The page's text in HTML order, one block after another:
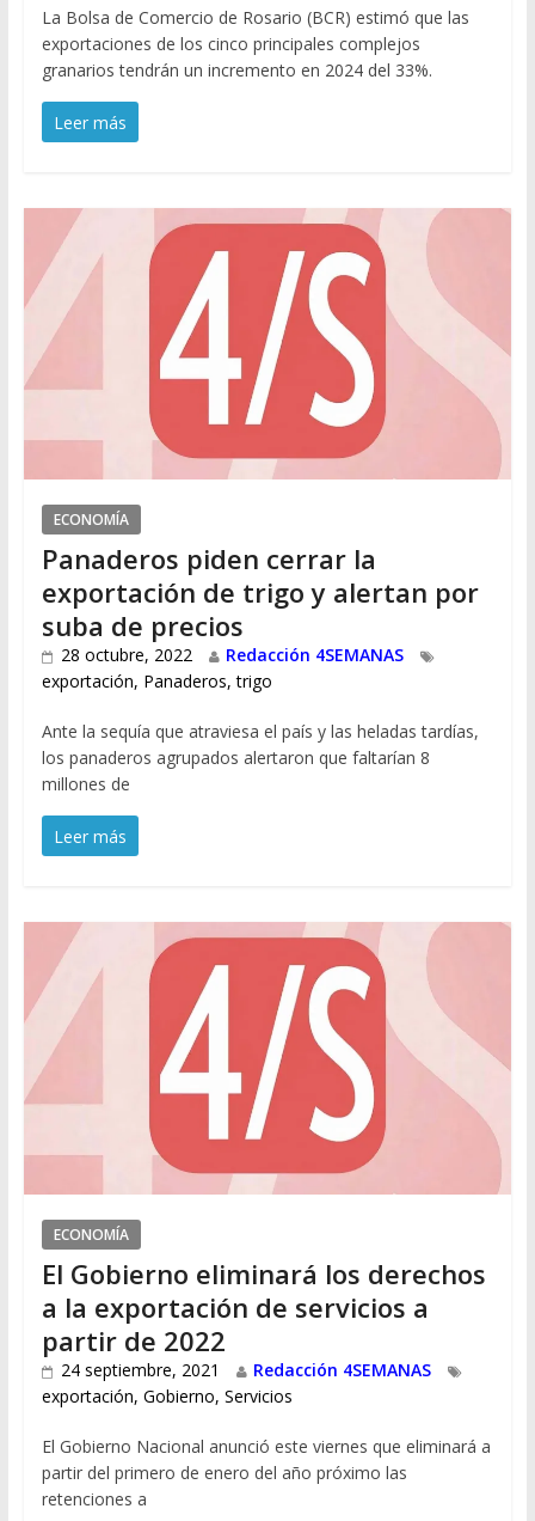
La Bolsa de Comercio de Rosario (BCR) estimó que las
exportaciones de los cinco principales complejos
granarios tendrán un incremento en 2024 del 33%.
Leer más
ECONOMÍA
Panaderos piden cerrar la
exportación de trigo y alertan por
suba de precios
28 octubre, 2022
Redacción 4SEMANAS
exportación, Panaderos,trigo
Ante la sequía que atraviesa el país y las heladas tardías,
los panaderos agrupados alertaron que faltarían 8
millones de
Leer más
ECONOMÍA
El Gobierno eliminará los derechos
a la exportación de servicios a
partir de 2022
24 septiembre, 2021
Redacción 4SEMANAS
exportación, Gobierno, Servicios
El Gobierno Nacional anunció este viernes que eliminará a
partir del primero de enero del año próximo las
retenciones a